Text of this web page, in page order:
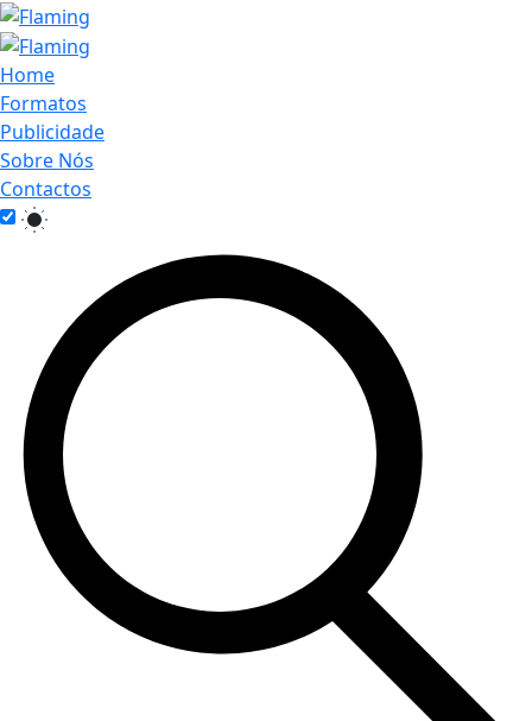
Home
Formatos
Publicidade
Sobre Nós
Contactos